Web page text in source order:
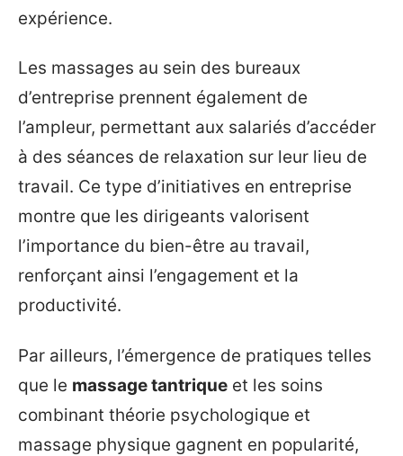
expérience.
Les massages au sein des bureaux
d’entreprise prennent également de
l’ampleur, permettant aux salariés d’accéder
à des séances de relaxation sur leur lieu de
travail. Ce type d’initiatives en entreprise
montre que les dirigeants valorisent
l’importance du bien-être au travail,
renforçant ainsi l’engagement et la
productivité.
Par ailleurs, l’émergence de pratiques telles
que le massage tantrique et les soins
combinant théorie psychologique et
massage physique gagnent en popularité,